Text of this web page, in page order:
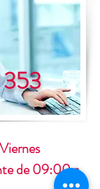
353
de 09:00 a